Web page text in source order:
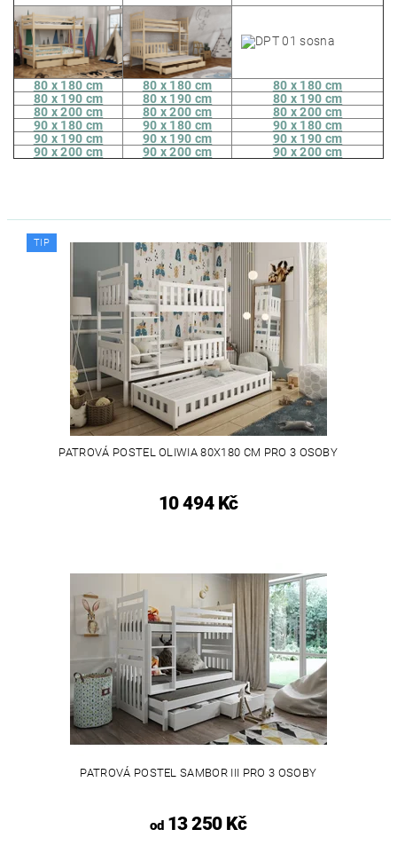
80 x 180 cm 80 x 180 cm
80 x 180 cm
80 x 190 cm
80 x 190 cm
80 x 190 cm
80 x 200 cm
80 x 200 cm
80 x 200 cm
90 x 180 cm
90 x 180 cm
90 x 180 cm
90 x 190 cm
90 x 190 cm
90 x 190 cm
90 x 200 cm
90 x 200 cm 90 x 200 cm
TIP
PATROVÁ POSTEL OLIWIA 80X180 CM PRO 3 OSOBY
10 494 Kč
PATROVÁ POSTEL SAMBOR III PRO 3 OSOBY
od13 250 Kč